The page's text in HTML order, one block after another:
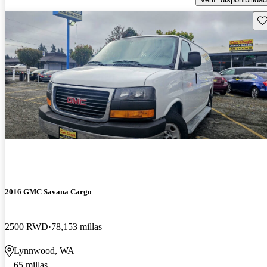
2016 GMC Savana Cargo
2500 RWD 78,153 millas
Lynnwood, WA